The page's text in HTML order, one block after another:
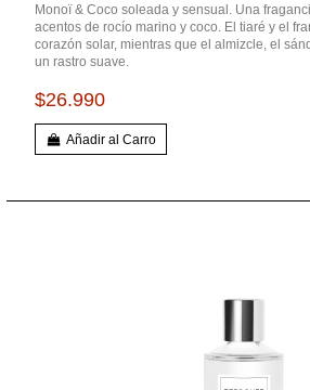
Monoï & Coco soleada y sensual. Una
acentos de rocío marino y coco. El tiaré y el
corazón solar, mientras que el almizcle, el
un rastro suave.
$26.990
Añadir al Carro